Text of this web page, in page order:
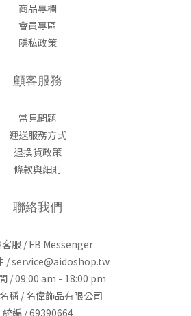
商品專欄
會員專區
隱私政策
顧客服務
常見問題
運送服務方式
退換貨政策
條款與細則
聯絡我們
客服 / FB Messenger
/ service@aidoshop.tw
/ 09:00 am - 18:00 pm
稱 / 名偉飾品有限公司
統編 / 69390664